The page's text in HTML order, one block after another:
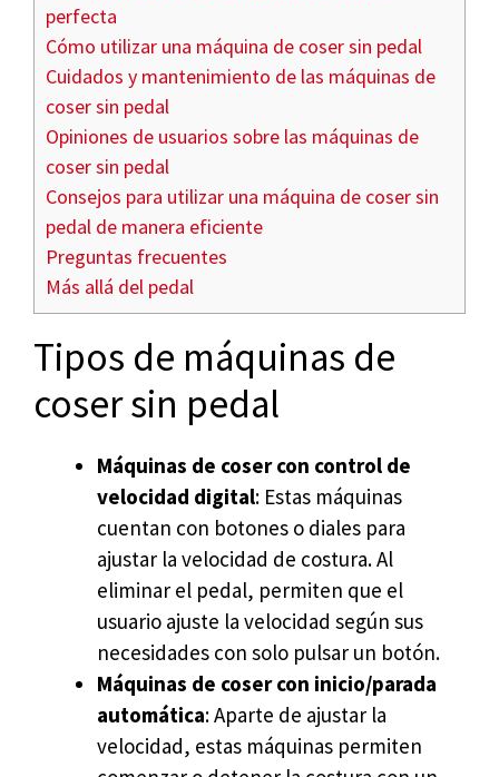
perfecta
Cómo utilizar una máquina de coser sin pedal
Cuidados y mantenimiento de las máquinas de
coser sin pedal
Opiniones de usuarios sobre las máquinas de
coser sin pedal
Consejos para utilizar una máquina de coser sin
pedal de manera eficiente
Preguntas frecuentes
Más allá del pedal
Tipos de máquinas de
coser sin pedal
Máquinas de coser con control de
velocidad digital: Estas máquinas
cuentan con botones o diales para
ajustar la velocidad de costura. Al
eliminar el pedal, permiten que el
usuario ajuste la velocidad según sus
necesidades con solo pulsar un botón.
Máquinas de coser con inicio/parada
automática: Aparte de ajustar la
velocidad, estas máquinas permiten